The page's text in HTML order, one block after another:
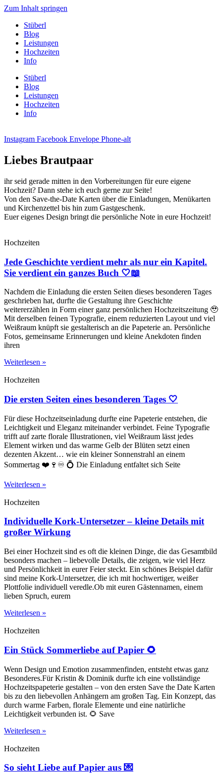
Zum Inhalt springen
Stüberl
Blog
Leistungen
Hochzeiten
Info
Stüberl
Blog
Leistungen
Hochzeiten
Info
Instagram Facebook Envelope Phone-alt
Liebes Brautpaar
ihr seid gerade mitten in den Vorbereitungen für eure eigene
Hochzeit? Dann stehe ich euch gerne zur Seite!
Von den Save-the-Date Karten über die Einladungen, Menükarten
und Kirchenzettel bis hin zum Gastgeschenk.
Euer eigenes Design bringt die persönliche Note in eure Hochzeit!
Hochzeiten
Jede Geschichte verdient mehr als nur ein Kapitel.
Sie verdient ein ganzes Buch 🤍📖
Nachdem die Einladung die ersten Seiten dieses besonderen Tages
geschrieben hat, durfte die Gestaltung ihre Geschichte
weitererzählen in Form einer ganz persönlichen Hochzeitszeitung 🥹
Mit derselben feinen Typografie, einem reduzierten Layout und viel
Weißraum knüpft sie gestalterisch an die Papeterie an. Persönliche
Fotos, gemeinsame Erinnerungen und kleine Anekdoten finden
ihren
Weiterlesen »
Hochzeiten
Die ersten Seiten eines besonderen Tages 🤍
Für diese Hochzeitseinladung durfte eine Papeterie entstehen, die
Leichtigkeit und Eleganz miteinander verbindet. Feine Typografie
trifft auf zarte florale Illustrationen, viel Weißraum lässt jedes
Element wirken und das warme Gelb der Blüten setzt einen
dezenten Akzent… wie ein kleiner Sonnenstrahl an einem
Sommertag ❤️🍷♾️ 💍 Die Einladung entfaltet sich Seite
Weiterlesen »
Hochzeiten
Individuelle Kork-Untersetzer – kleine Details mit
großer Wirkung
Bei einer Hochzeit sind es oft die kleinen Dinge, die das Gesamtbild
besonders machen – liebevolle Details, die zeigen, wie viel Herz
und Persönlichkeit in eurer Feier steckt. Ein schönes Beispiel dafür
sind meine Kork-Untersetzer, die ich mit hochwertiger, weißer
Plottfolie individuell veredle.Ob mit euren Gästennamen, einem
lieben Spruch, eurem
Weiterlesen »
Hochzeiten
Ein Stück Sommerliebe auf Papier 🌻
Wenn Design und Emotion zusammenfinden, entsteht etwas ganz
Besonderes.Für Kristin & Dominik durfte ich eine vollständige
Hochzeitspapeterie gestalten – von den ersten Save the Date Karten
bis zu den liebevollen Anhängern am großen Tag. Ein Konzept, das
durch warme Farben, florale Elemente und eine natürliche
Leichtigkeit verbunden ist. 🌻 Save
Weiterlesen »
Hochzeiten
So sieht Liebe auf Papier aus 💌